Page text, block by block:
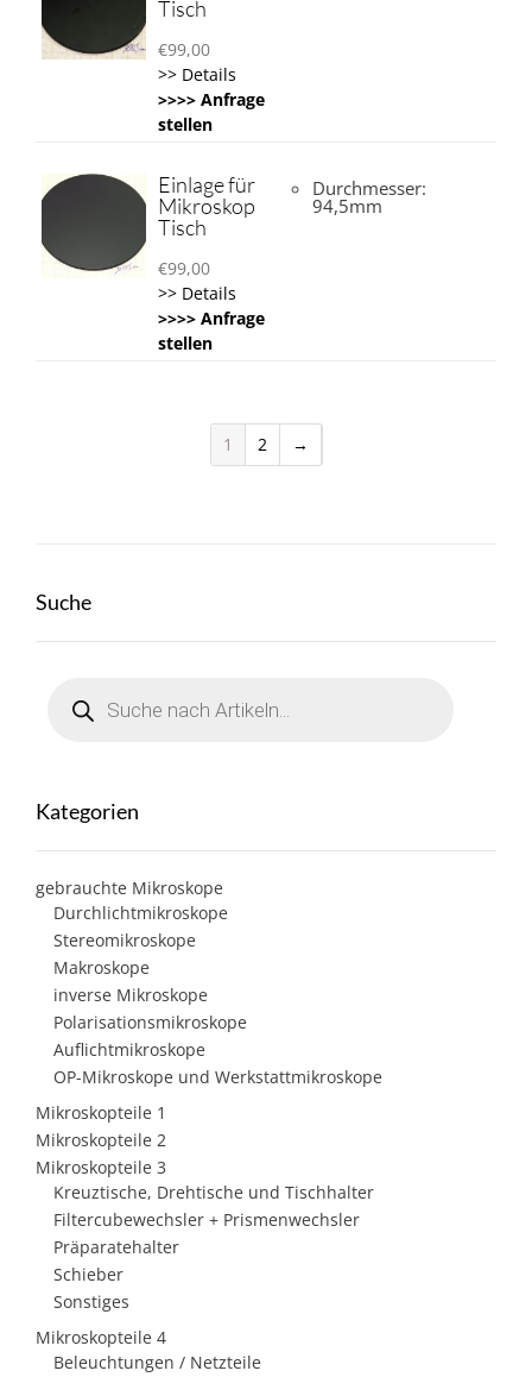
Tisch
€99,00
>> Details
>>>> Anfrage
stellen
Einlage für
Mikroskop
Tisch
€99,00
>> Details
>>>> Anfrage
stellen
Durchmesser:
94,5mm
1 2 →
Suche
search
Kategorien
gebrauchte Mikroskope
Durchlichtmikroskope
Stereomikroskope
Makroskope
inverse Mikroskope
Polarisationsmikroskope
Auflichtmikroskope
OP-Mikroskope und Werkstattmikroskope
Mikroskopteile 1
Mikroskopteile 2
Mikroskopteile 3
Kreuztische, Drehtische und Tischhalter
Filtercubewechsler + Prismenwechsler
Präparatehalter
Schieber
Sonstiges
Mikroskopteile 4
Beleuchtungen / Netzteile